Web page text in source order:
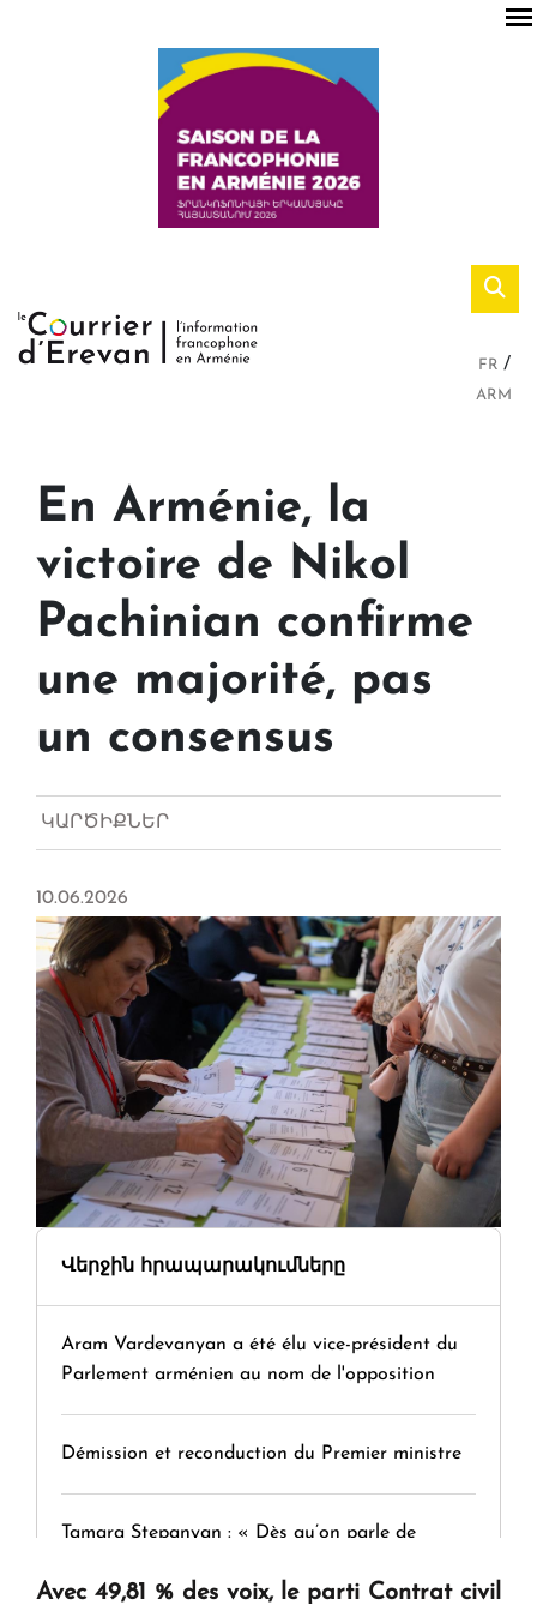
FR
ARM
En Arménie, la
victoire de Nikol
Pachinian confirme
une majorité, pas
un consensus
ԿԱՐԾԻՔՆԵՐ
10.06.2026
Վերջին հրապարակումները
Aram Vardevanyan a été élu vice-président du
Parlement arménien au nom de l'opposition
Démission et reconduction du Premier ministre
Tamara Stepanyan : « Dès qu’on parle de
Avec 49,81 % des voix, le parti Contrat civil